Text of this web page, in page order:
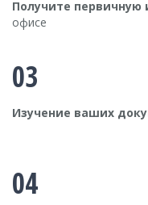
Получите
офисе
03
Изучение ваших
04